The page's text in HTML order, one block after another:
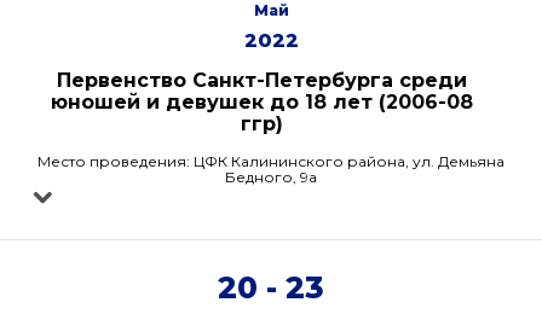
Май
2022
Первенство Санкт-Петербурга среди
юношей и девушек до 18 лет (2006-08
ггр)
Место проведения: ЦФК Калининского района, ул. Демьяна
Бедного, 9а
20 - 23